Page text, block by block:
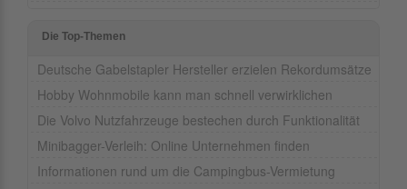
Die Top-Themen
Deutsche Gabelstapler Hersteller erzielen Rekordumsätze
Hobby Wohnmobile kann man schnell verwirklichen
Die Volvo Nutzfahrzeuge bestechen durch Funktionalität
Minibagger-Verleih: Online Unternehmen finden
Informationen rund um die Campingbus-Vermietung